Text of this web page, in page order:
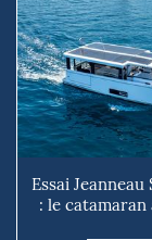
Essai Jeanneau
: le catamaran